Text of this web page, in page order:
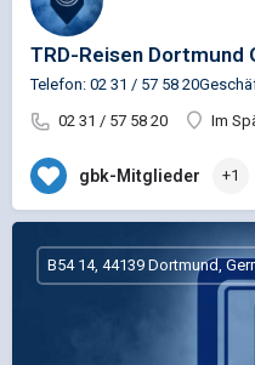
TRD-Reisen Dortmund
Telefon: 02 31 / 57 58
02 31 / 57 58 20
Im
gbk-Mitglieder +1
B54 14, 44139 Dortmund,